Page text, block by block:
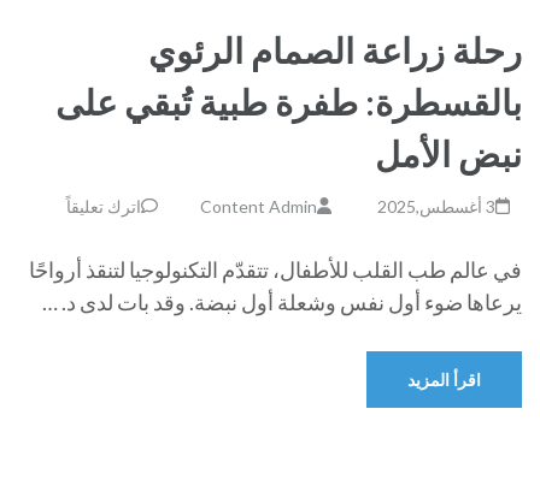
رحلة زراعة الصمام الرئوي
بالقسطرة: طفرة طبية تُبقي على
نبض الأمل
3 أغسطس,2025 Content Admin اترك تعليقاً
في عالم طب القلب للأطفال، تتقدّم التكنولوجيا لتنقذ أرواحًا
يرعاها ضوء أول نفس وشعلة أول نبضة. وقد بات لدى د. …
اقرأ المزيد